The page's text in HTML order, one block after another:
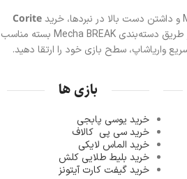
Corite
بهترین گزینه است. همین حالا از طریق دسته‌بندی Mecha BREAK بسته مناسب
واریاشاپ، سطح بازی خود را ارتقا دهید.
بازی ها
خرید یوسی پابجی
خرید سی پی کالاف
خرید الماس لایکی
خرید بلیط طلایی کلش
خرید گیفت کارت آیتونز